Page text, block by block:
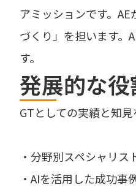
アミッションです。
づくり」を担います。
す。
発展的な役
GTとしての実績と知
・分野別スペシャリ
・AIを活用した成功